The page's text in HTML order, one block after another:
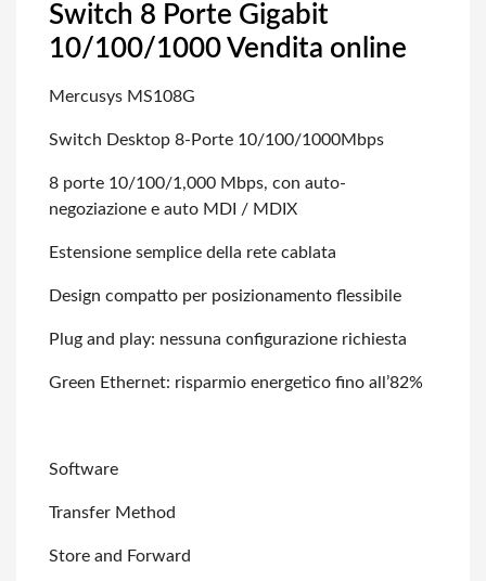
Switch 8 Porte Gigabit
10/100/1000 Vendita online
Mercusys MS108G
Switch Desktop 8-Porte 10/100/1000Mbps
8 porte 10/100/1,000 Mbps, con auto-
negoziazione e auto MDI / MDIX
Estensione semplice della rete cablata
Design compatto per posizionamento flessibile
Plug and play: nessuna configurazione richiesta
Green Ethernet: risparmio energetico fino all’82%
Software
Transfer Method
Store and Forward